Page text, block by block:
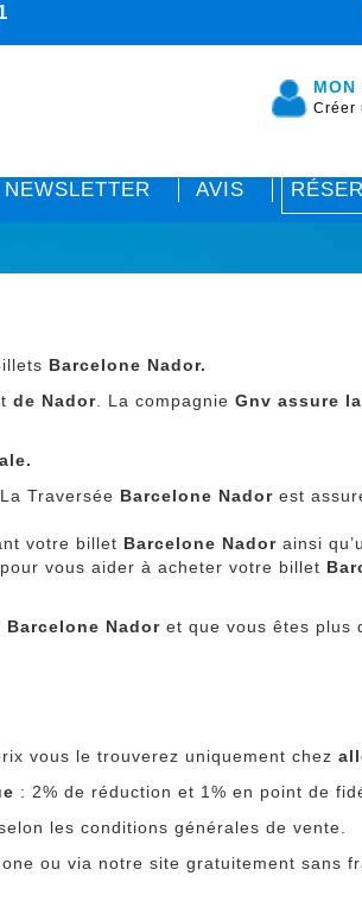
MON
Créer
NEWSLETTER AVIS
Barcelone Nador.
de Nador . La compagnie Gnv assure
La Traversée Barcelone Nador est
votre billet Barcelone Nador ainsi
vous aider à acheter votre billet
Barcelone Nador et que vous êtes plus
vous le trouverez uniquement chez
: 2% de réduction et 1% en point de
les conditions générales de vente.
ou via notre site gratuitement sans